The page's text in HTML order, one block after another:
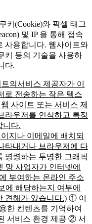
키(Cookie)와 픽셀 태그
및 IP 을 통해 접속
사용합니다. 웹사이트와
키 등의 기술을 사용하
다.
의서비스 제공자가 이
로 전송하는 작은 텍스
사이트 또는 서비스 제
라우저를 인식하고 특정
니다.
지나 이메일에 배치되
타내거나 브라우저에 다
명령하는 투명한 그래픽
망 사업자가 인터넷에
부여하는 온라인 주소
에 해당하는지 여부에
견해가 있습니다.) ① 이
한 컨텐츠를 기억하여
서비스 환경 제공 ② 서